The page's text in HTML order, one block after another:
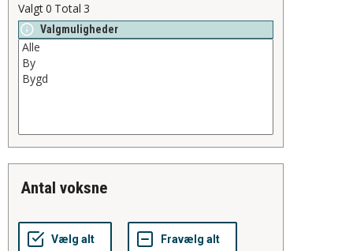
Valgt0 Total 3
Valgmuligheder
antal voksne